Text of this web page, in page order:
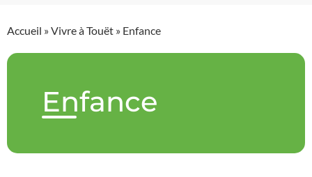
Accueil »Vivre à Touët » Enfance
Enfance